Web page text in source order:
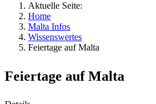
Aktuelle Seite:
Home
Malta Infos
Wissenswertes
Feiertage auf Malta
Feiertage auf Malta